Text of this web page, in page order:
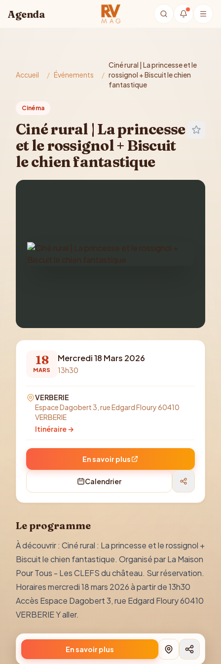
Agenda
Accueil / Événements /
Ciné rural | La princesse et le
rossignol + Biscuit le chien
fantastique
Cinéma
Ciné rural | La princesse
et le rossignol + Biscuit
le chien fantastique
18
MARS
Mercredi 18 Mars 2026
13h30
VERBERIE
Espace Dagobert 3, rue Edgard Floury 60410
VERBERIE
Itinéraire →
En savoir plus
Calendrier
Le programme
À découvrir : Ciné rural : La princesse et le rossignol +
Biscuit le chien fantastique. Organisé par La Maison
Pour Tous - Les CLEFS du château. Sur réservation.
Horaires mercredi 18 mars 2026 à partir de 13h30
Accès Espace Dagobert 3, rue Edgard Floury 60410
VERBERIE Y aller.
En savoir plus